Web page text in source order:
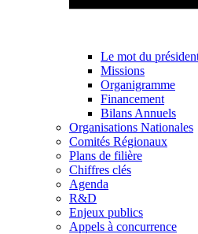
Le mot du
Missions
Organigramme
Financement
Bilans Annuels
Organisations Nationales
Comités Régionaux
Plans de filière
Chiffres clés
Agenda
R&D
Enjeux publics
Appels à concurrence